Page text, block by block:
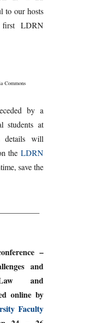
to our hosts
LDRN
Commons
by a
students at
details will
the LDRN
save the
–
and
and
online by
Faculty